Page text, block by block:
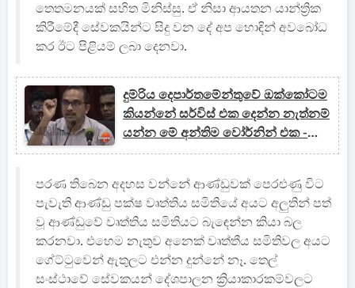
තෙතමනයක් සහිත මිනිස්සු. ඒ නිසා ආයතන යාන්ත්‍රික
කිරීමේදී සේවකයින්ට සිදු වන දේ අප හොඳින් අවබෝධ
කර ඊට පිළියම් ලබා දෙනවා.
දුම්රිය දෙපාර්තමේන්තුවේ ඔක්කෝටම
කියන්නේ සර්විස් එක දෙන්න නැත්නම්
යන්න මේ අන්තිම වෝර්නින් එක -
බිමල්
පරණ තිබෙන අදහස වන්නේ ආණ්ඩුවක් පෙරළුණු විට
පැවැති ආණ්ඩු පක්ෂ වෘත්තිය සමිතියේ අයට අලුතින් පත්
වූ ආණ්ඩුවේ වෘත්තිය සමිතියට බැඳෙන්න කියා බල
කරනවා. එහෙම නැතුව අනෙක් වෘත්තීය සමිතිවල අයට
ගේට්ටුවෙන් ඇතුලට එන්න දුන්නේ නෑ. තෙල්
සංස්ථාවේ සේවකයන් දේශපාලන ක්‍රියාකාරකම්වලට